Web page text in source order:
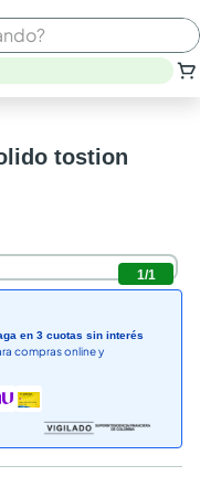
tostion
1/1
en 3 cuotas sin interés
compras online y